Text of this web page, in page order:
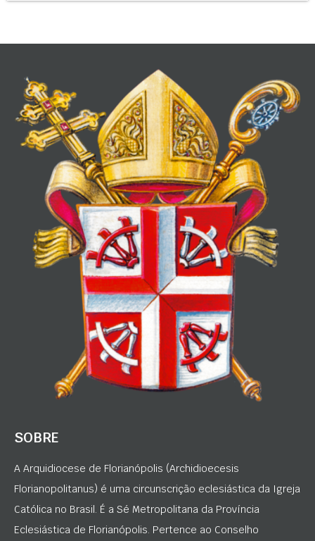
SOBRE
A Arquidiocese de Florianópolis (Archidioecesis
Florianopolitanus) é uma circunscrição eclesiástica da Igreja
Católica no Brasil. É a Sé Metropolitana da Província
Eclesiástica de Florianópolis. Pertence ao Conselho